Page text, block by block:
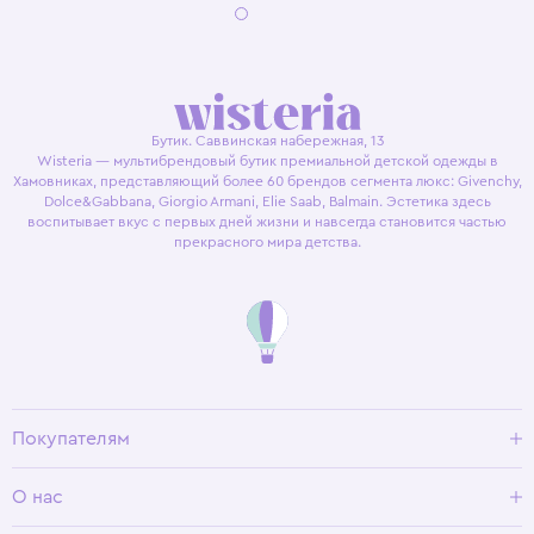
Бутик. Саввинская набережная, 13
Wisteria — мультибрендовый бутик премиальной детской одежды в
Хамовниках, представляющий более 60 брендов сегмента люкс: Givenchy,
Dolce&Gabbana, Giorgio Armani, Elie Saab, Balmain. Эстетика здесь
воспитывает вкус с первых дней жизни и навсегда становится частью
прекрасного мира детства.
Покупателям
Условия возврата
О нас